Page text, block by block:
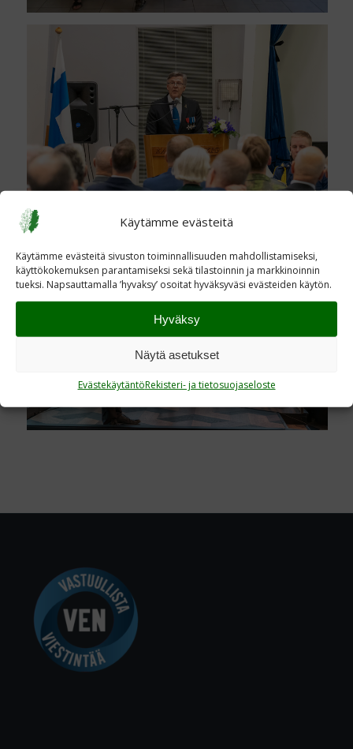
Käytämme evästeitä
Käytämme evästeitä sivuston toiminnallisuuden mahdollistamiseksi,
käyttökokemuksen parantamiseksi sekä tilastoinnin ja markkinoinnin
tueksi. Napsauttamalla ’hyvaksy’ osoitat hyväksyväsi evästeiden käytön.
Hyväksy
Näytä asetukset
EvästekäytäntöRekisteri- ja tietosuojaseloste